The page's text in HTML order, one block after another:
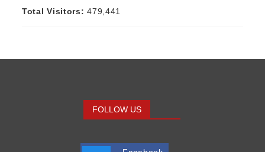
Total Visitors:479,441
FOLLOW US